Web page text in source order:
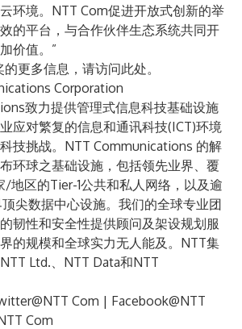
环境。NTT Com促进开放式创新的举
的平台，与合作伙伴生态系统共同开
价值。”
更多信息，请访问此处。
Corporation
致力提供管理式信息科技基础设施
应对繁复的信息和通讯科技(ICT)环境
技挑战。NTT Communications 的解
环球之基础设施，包括领先业界、覆
/地区的Tier-1公共和私人网络，以及逾
尖数据中心设施。我们的全球专业团
韧性和安全性提供顾问及架设规划服
的规模和全球实力无人能及。NTT集
Ltd.、NTT Data和NTT
Com | Facebook@NTT
Com